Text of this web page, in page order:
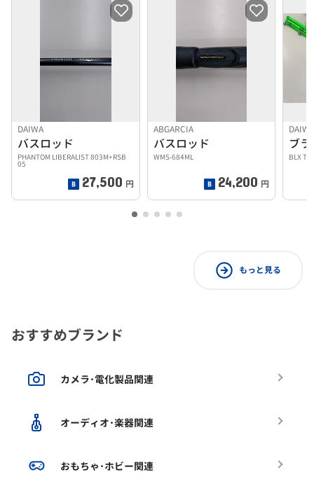
DAIWA
バスロッド
PHANTOM LIBERALIST 803M+RSB
05
27,500 円
ABGARCIA
バスロッド
WMS-684ML
24,200 円
BLX
もっと見る
おすすめブランド
カメラ･電化製品関連
オーディオ･楽器関連
おもちゃ･ホビー関連